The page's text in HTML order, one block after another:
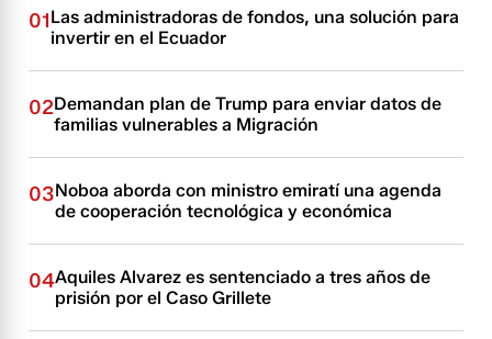
01Las administradoras de fondos, una solución para
invertir en el Ecuador
02Demandan plan de Trump para enviar datos de
familias vulnerables a Migración
03Noboa aborda con ministro emiratí una agenda
de cooperación tecnológica y económica
04Aquiles Alvarez es sentenciado a tres años de
prisión por el Caso Grillete